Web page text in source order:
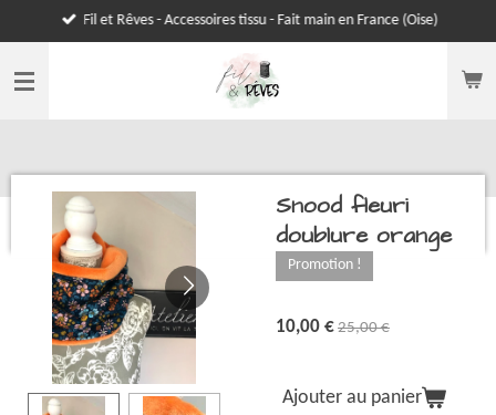
au
contenu
Fil et Rêves - Accessoires tissu - Fait main en France (Oise)
Snood fleuri
doublure orange
Promotion !
10,00 €25,00 €
Ajouter au panier